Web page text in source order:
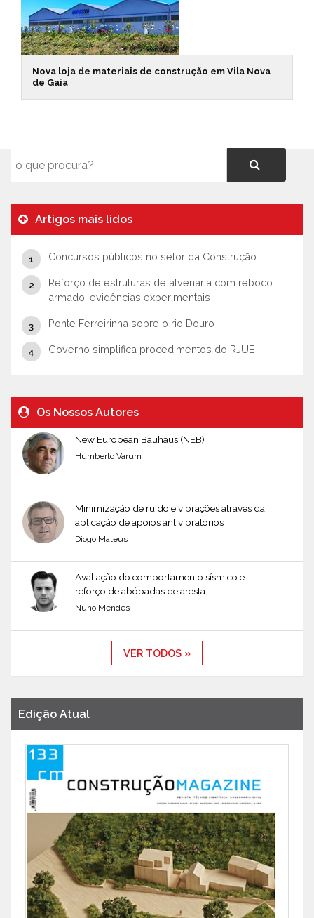
Nova loja de materiais de construção em Vila Nova
de Gaia
Artigos mais lidos
Concursos públicos no setor da Construção
Reforço de estruturas de alvenaria com reboco
armado: evidências experimentais
Ponte Ferreirinha sobre o rio Douro
Governo simplifica procedimentos do RJUE
Os Nossos Autores
New European Bauhaus (NEB)
Humberto Varum
Minimização de ruído e vibrações através da
aplicação de apoios antivibratórios
Diogo Mateus
Avaliação do comportamento sísmico e
reforço de abóbadas de aresta
Nuno Mendes
VER TODOS »
Edição Atual